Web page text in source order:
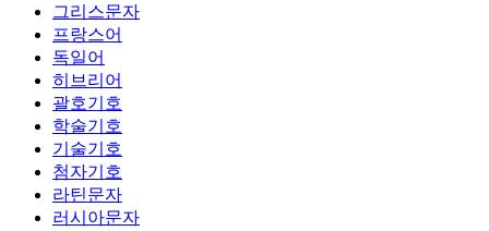
그리스문자
프랑스어
독일어
히브리어
괄호기호
학술기호
기술기호
첨자기호
라틴문자
러시아문자